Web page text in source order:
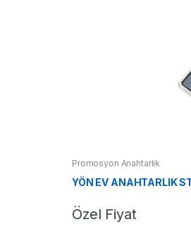
Promosyon Anahtarlık
YÖN EV ANAHTARLIK
Özel Fiyat